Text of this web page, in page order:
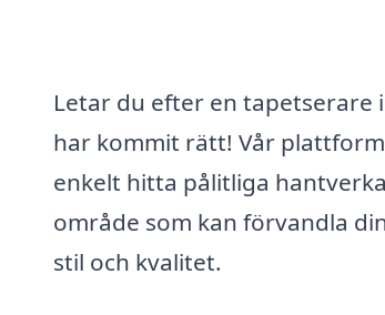
Letar du efter en tapetserare
har kommit rätt! Vår
enkelt hitta pålitliga
område som kan förvandla
stil och kvalitet.